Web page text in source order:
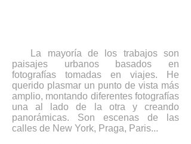
La mayoría de los trabajos son
paisajes urbanos basados en
fotografías tomadas en viajes. He
querido plasmar un punto de vista más
amplio, montando diferentes fotografías
una al lado de la otra y creando
panorámicas. Son escenas de las
calles de New York, Praga, Paris...